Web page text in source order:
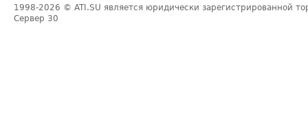
1998-2026 © ATI.SU является юридически зарегистрированной
Сервер 30